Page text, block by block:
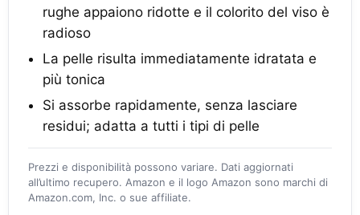
rughe appaiono ridotte e il colorito del viso è
radioso
La pelle risulta immediatamente idratata e
più tonica
Si assorbe rapidamente, senza lasciare
residui; adatta a tutti i tipi di pelle
Prezzi e disponibilità possono variare. Dati aggiornati
all’ultimo recupero. Amazon e il logo Amazon sono marchi di
Amazon.com, Inc. o sue affiliate.